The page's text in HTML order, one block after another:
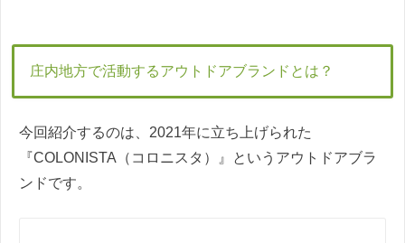
庄内地方で活動するアウトドアブランドとは？
今回紹介するのは、2021年に立ち上げられた
『COLONISTA（コロニスタ）』というアウトドアブラ
ンドです。